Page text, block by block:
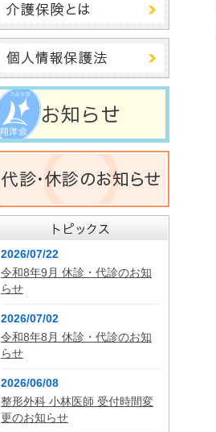
2026/07/22
令和8年9月 休診・代診のお知
らせ
2026/07/02
令和8年8月 休診・代診のお知
らせ
2026/06/08
整形外科 小林医師 受付時間変
更のお知らせ